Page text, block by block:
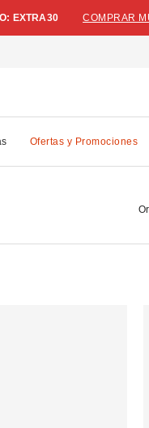
EXTRA30 COMPRAR
Ofertas y Promociones